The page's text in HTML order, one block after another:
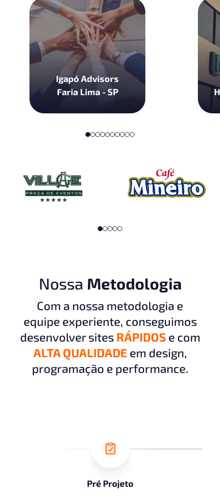
Igapó Advisors
Faria Lima - SP
Nossa Metodologia
Com a nossa metodologia e
equipe experiente, conseguimos
desenvolver sites RÁPIDOSe com
ALTA QUALIDADE em design,
programação e performance.